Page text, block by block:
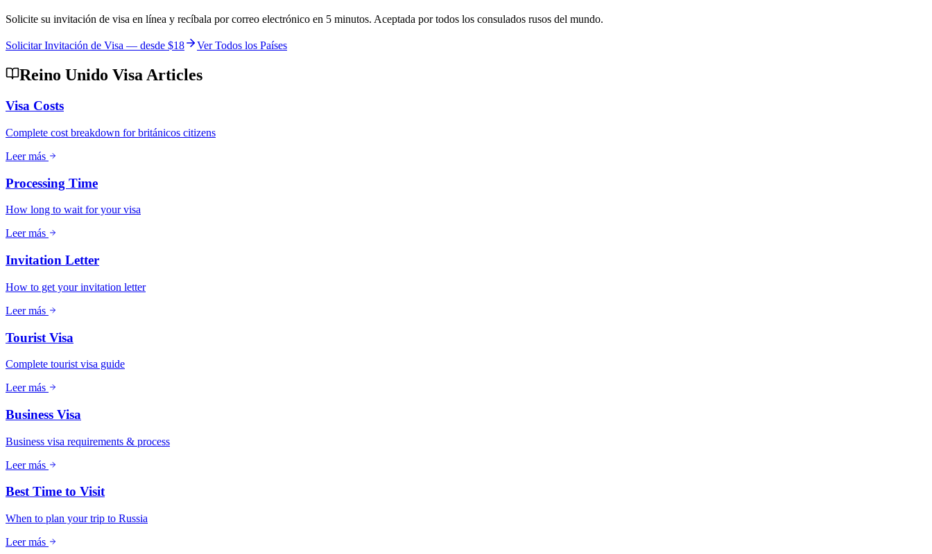
Solicite su invitación de visa en línea y recíbala por correo electrónico en 5 minutos. Aceptada por todos los consulados rusos del mundo.
Solicitar Invitación de Visa — desde $18 Ver Todos los Países
Reino Unido Visa Articles
Visa Costs
Complete cost breakdown for británicos citizens
Leer más
Processing Time
How long to wait for your visa
Leer más
Invitation Letter
How to get your invitation letter
Leer más
Tourist Visa
Complete tourist visa guide
Leer más
Business Visa
Business visa requirements & process
Leer más
Best Time to Visit
When to plan your trip to Russia
Leer más